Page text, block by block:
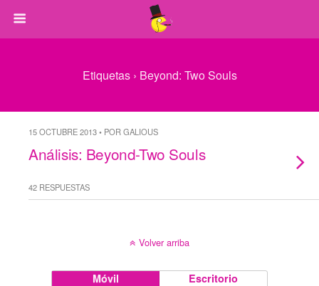
Etiquetas › Beyond: Two Souls
15 OCTUBRE 2013 • POR GALIOUS
Análisis: Beyond-Two Souls
42 RESPUESTAS
Volver arriba
Móvil Escritorio